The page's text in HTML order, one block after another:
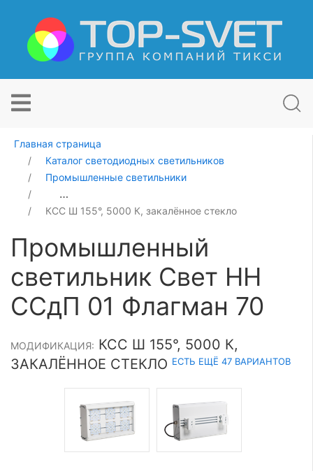
Главная страница
Каталог светодиодных светильников
Промышленные светильники
Промышленный светильник Свет НН ССдП 01
КСС Ш 155°, 5000 К, закалённое стекло
Промышленный
светильник Свет НН
ССдП 01 Флагман 70
МОДИФИКАЦИЯ: КСС Ш 155°, 5000 К,
ЗАКАЛЁННОЕ СТЕКЛО ЕСТЬ ЕЩЁ 47 ВАРИАНТОВ